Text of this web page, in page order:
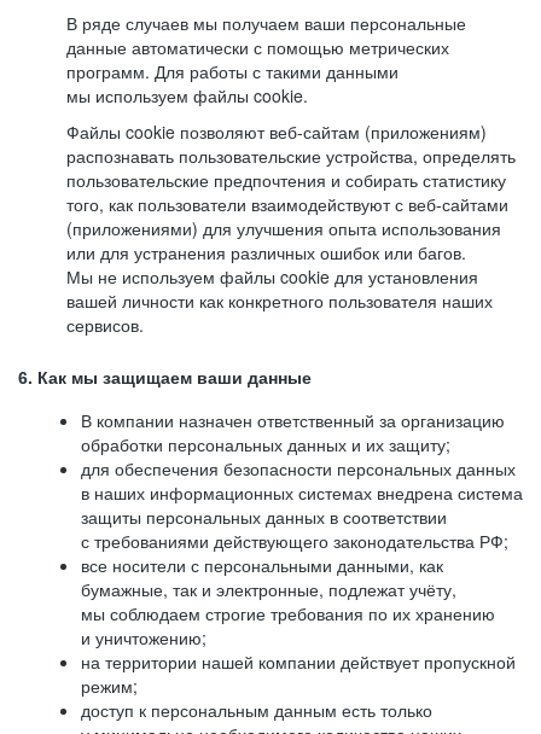
В ряде случаев мы получаем ваши персональные
данные автоматически с помощью метрических
программ. Для работы с такими данными
мы используем файлы cookie.
Файлы cookie позволяют веб-сайтам (приложениям)
распознавать пользовательские устройства, определять
пользовательские предпочтения и собирать статистику
того, как пользователи взаимодействуют с веб-сайтами
(приложениями) для улучшения опыта использования
или для устранения различных ошибок или багов.
Мы не используем файлы cookie для установления
вашей личности как конкретного пользователя наших
сервисов.
6. Как мы защищаем ваши данные
В компании назначен ответственный за организацию
обработки персональных данных и их защиту;
для обеспечения безопасности персональных данных
в наших информационных системах внедрена система
защиты персональных данных в соответствии
с требованиями действующего законодательства РФ;
все носители с персональными данными, как
бумажные, так и электронные, подлежат учёту,
мы соблюдаем строгие требования по их хранению
и уничтожению;
на территории нашей компании действует пропускной
режим;
доступ к персональным данным есть только